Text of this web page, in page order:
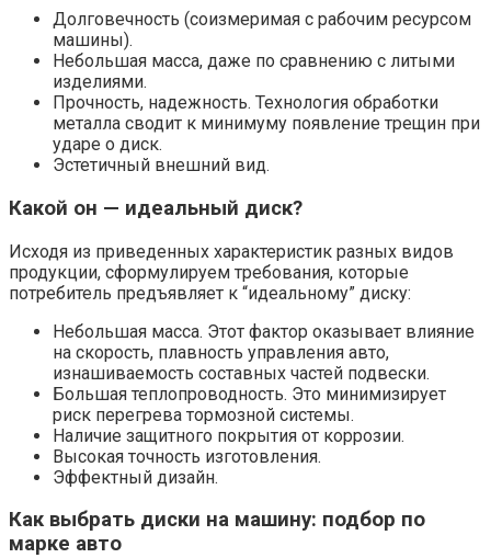
Долговечность (соизмеримая с рабочим ресурсом
машины).
Небольшая масса, даже по сравнению с литыми
изделиями.
Прочность, надежность. Технология обработки
металла сводит к минимуму появление трещин при
ударе о диск.
Эстетичный внешний вид.
Какой он — идеальный диск?
Исходя из приведенных характеристик разных видов
продукции, сформулируем требования, которые
потребитель предъявляет к “идеальному” диску:
Небольшая масса. Этот фактор оказывает влияние
на скорость, плавность управления авто,
изнашиваемость составных частей подвески.
Большая теплопроводность. Это минимизирует
риск перегрева тормозной системы.
Наличие защитного покрытия от коррозии.
Высокая точность изготовления.
Эффектный дизайн.
Как выбрать диски на машину: подбор по
марке авто